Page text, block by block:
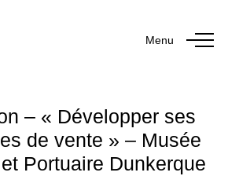
Menu
– « Développer ses
de vente » – Musée
Portuaire Dunkerque